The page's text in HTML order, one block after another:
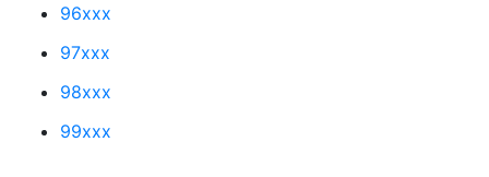
96xxx
97xxx
98xxx
99xxx